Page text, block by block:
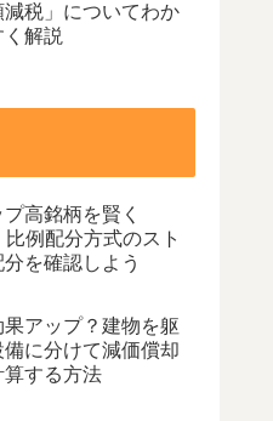
減税」についてわか
く解説
プ高銘柄を賢く
比例配分方式のスト
分を確認しよう
果アップ？建物を躯
備に分けて減価償却
算する方法